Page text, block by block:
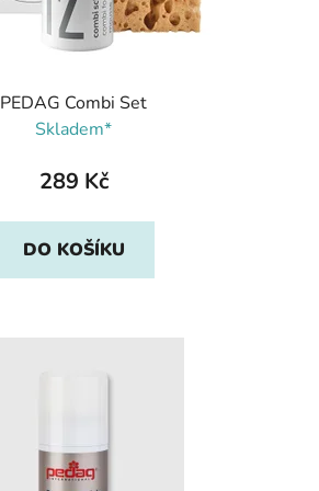
PEDAG Combi Set
Skladem*
289 Kč
DO KOŠÍKU